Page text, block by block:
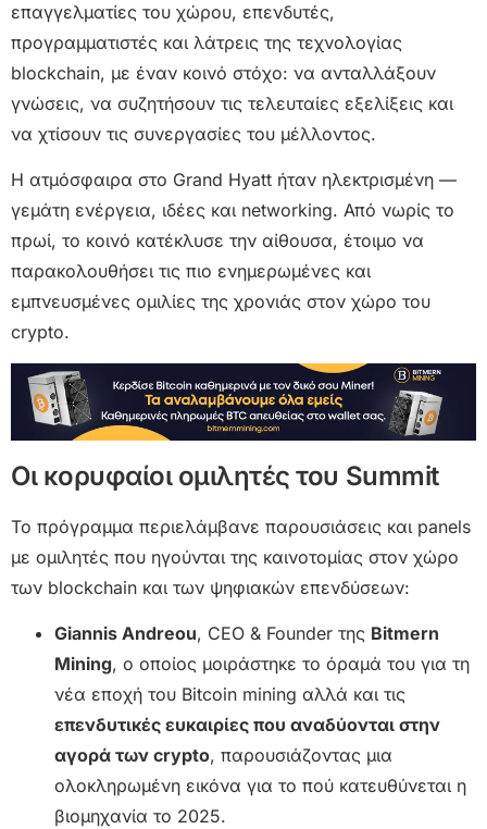
επαγγελματίες του χώρου, επενδυτές,
προγραμματιστές και λάτρεις της τεχνολογίας
blockchain, με έναν κοινό στόχο: να ανταλλάξουν
γνώσεις, να συζητήσουν τις τελευταίες εξελίξεις και
να χτίσουν τις συνεργασίες του μέλλοντος.
Η ατμόσφαιρα στο Grand Hyatt ήταν ηλεκτρισμένη —
γεμάτη ενέργεια, ιδέες και networking. Από νωρίς το
πρωί, το κοινό κατέκλυσε την αίθουσα, έτοιμο να
παρακολουθήσει τις πιο ενημερωμένες και
εμπνευσμένες ομιλίες της χρονιάς στον χώρο του
crypto.
Οι κορυφαίοι ομιλητές του Summit
Το πρόγραμμα περιελάμβανε παρουσιάσεις και panels
με ομιλητές που ηγούνται της καινοτομίας στον χώρο
των blockchain και των ψηφιακών επενδύσεων:
Giannis Andreou, CEO & Founder της Bitmern
Mining, ο οποίος μοιράστηκε το όραμά του για τη
νέα εποχή του Bitcoin mining αλλά και τις
επενδυτικές ευκαιρίες που αναδύονται στην
αγορά των crypto, παρουσιάζοντας μια
ολοκληρωμένη εικόνα για το πού κατευθύνεται η
βιομηχανία το 2025.